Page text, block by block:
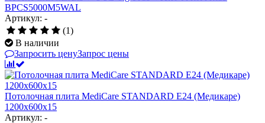
BPCS5000M5WAL
Артикул: -
(1)
В наличии
Запросить ценуЗапрос цены
Потолочная плита MediCare STANDARD E24 (Медикаре)
1200x600x15
Артикул: -